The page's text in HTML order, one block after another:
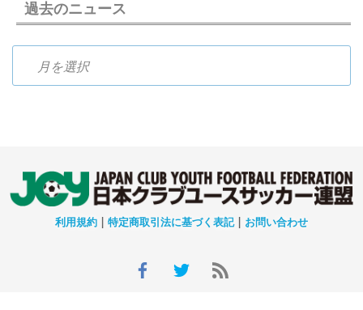
過去のニュース
利用規約 | 特定商取引法に基づく表記| お問い合わせ